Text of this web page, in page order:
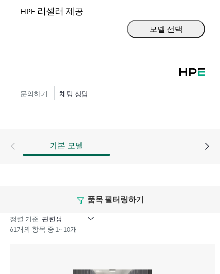
HPE 리셀러 제공
모델 선택
문의하기 채팅 상담
기본 모델
품목 필터링하기
정렬 기준:
61개의 항목 중 1~ 10개